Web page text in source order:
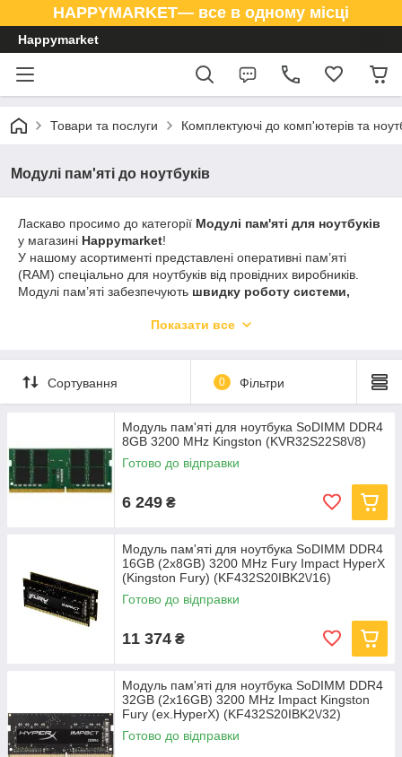
HAPPYMARKET— все в одному місці
Happymarket
Товари та послуги Комплектуючі до комп'ютерів та
Модулі пам'яті до ноутбуків
Ласкаво просимо до категорії Модулі пам'яті для ноутбуків
у магазині Happymarket!
У нашому асортименті представлені оперативні пам’яті
(RAM) спеціально для ноутбуків від провідних виробників.
Модулі пам’яті забезпечують швидку роботу системи,
також легку модернізацію техніки. Вибір включає DDR4, DDR5
пам’яті, які легко встановлюються у ваш ноутбук та
гарантують довготривалу роботу системи.
Показати все
Сортування 0 Фільтри
Модуль пам'яті для ноутбука SoDIMM DDR4
8GB 3200 MHz Kingston (KVR32S22S8\/8)
Готово до відправки
6 249 ₴
Модуль пам'яті для ноутбука SoDIMM DDR4
16GB (2x8GB) 3200 MHz Fury Impact HyperX
(Kingston Fury) (KF432S20IBK2\/16)
Готово до відправки
11 374 ₴
Модуль пам'яті для ноутбука SoDIMM DDR4
32GB (2x16GB) 3200 MHz Impact Kingston
Fury (ex.HyperX) (KF432S20IBK2\/32)
Готово до відправки